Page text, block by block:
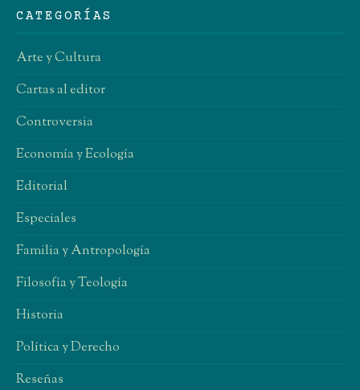
CATEGORÍAS
Arte y Cultura
Cartas al editor
Controversia
Economía y Ecología
Editorial
Especiales
Familia y Antropología
Filosofía y Teología
Historia
Política y Derecho
Reseñas